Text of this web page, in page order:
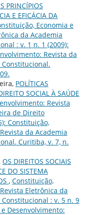
PRINCÍPIOS
E EFICÁCIA DA
Economia e
da Academia
: v. 1 n. 1 (2009):
Revista da
POLÍTICAS
SOCIAL À SAÚDE
Revista
de Direito
Constituição,
da Academia
Curitiba, v. 7, n.
OS DIREITOS SOCIAIS
DO SISTEMA
, Constituição,
Eletrônica da
: v. 5 n. 9
Desenvolvimento: